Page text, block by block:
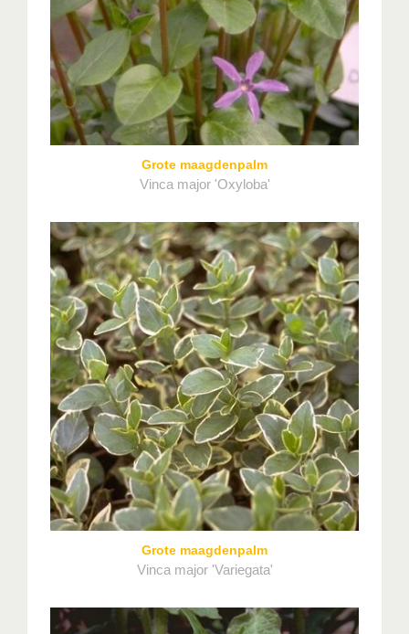
Grote maagdenpalm
Vinca major 'Oxyloba'
Grote maagdenpalm
Vinca major 'Variegata'